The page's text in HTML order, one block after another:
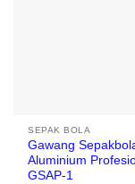
SEPAK BOLA
Gawang
Aluminium
GSAP-1